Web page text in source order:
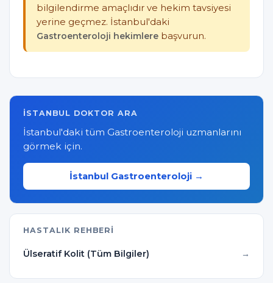
bilgilendirme amaçlıdır ve hekim tavsiyesi
yerine geçmez. İstanbul'daki
Gastroenteroloji hekimlere başvurun.
İSTANBUL DOKTOR ARA
İstanbul'daki tüm Gastroenteroloji uzmanlarını
görmek için.
İstanbul Gastroenteroloji →
HASTALIK REHBERI
Ülseratif Kolit (Tüm Bilgiler)